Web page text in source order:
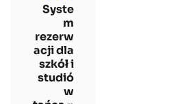
Syste
m
rezerw
acji dla
szkół i
studió
w